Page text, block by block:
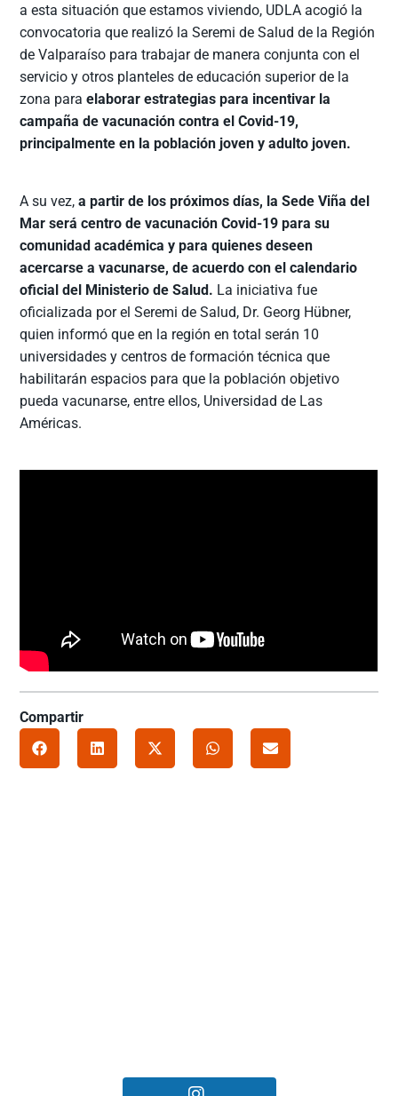
a esta situación que estamos viviendo, UDLA acogió la
convocatoria que realizó la Seremi de Salud de la Región
de Valparaíso para trabajar de manera conjunta con el
servicio y otros planteles de educación superior de la
zona paraelaborar estrategias para incentivar la
campaña de vacunación contra el Covid-19,
principalmente en la población joven y adulto joven.
A su vez,a partir de los próximos días, la Sede Viña del
Mar será centro de vacunación Covid-19 para su
comunidad académica y para quienes deseen
acercarse a vacunarse, de acuerdo con el calendario
oficial del Ministerio de Salud. La iniciativa fue
oficializada por el Seremi de Salud, Dr. Georg Hübner,
quien informó que en la región en total serán 10
universidades y centros de formación técnica que
habilitarán espacios para que la población objetivo
pueda vacunarse, entre ellos, Universidad de Las
Américas.
Compartir